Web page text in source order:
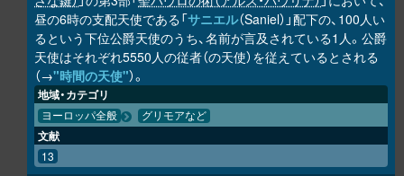
昼の6時の支配天使である「サニエル（Saniel）」配下の、100人い
るという下位公爵天使のうち、名前が言及されている1人。公爵
天使はそれぞれ5550人の従者（の天使）を従えているとされる
（→"時間の天使"）。
地域・カテゴリ
ヨーロッパ全般 グリモアなど
文献
13